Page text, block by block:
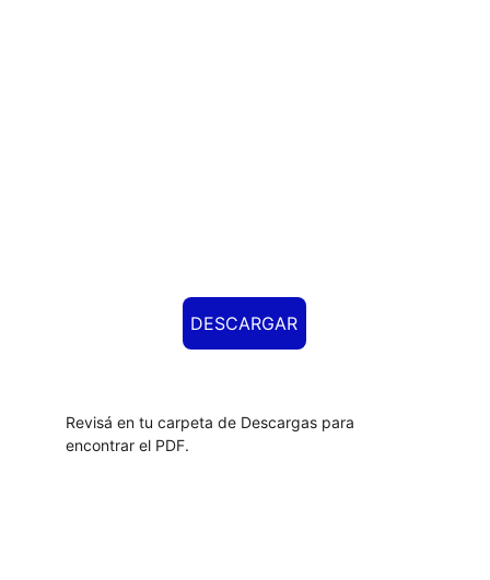
DESCARGAR
Revisá en tu carpeta de Descargas para
encontrar el PDF.